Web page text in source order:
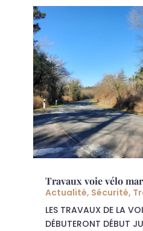
Travaux voie vélo
Actualité, Sécurité,
LES TRAVAUX DE LA
DÉBUTERONT DÉBUT